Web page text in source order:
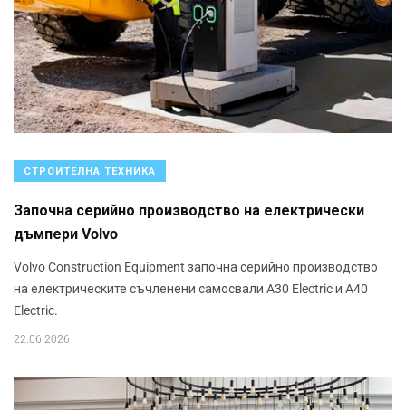
СТРОИТЕЛНА ТЕХНИКА
Започна серийно производство на електрически
дъмпери Volvo
Volvo Construction Equipment започна серийно производство
на електрическите съчленени самосвали A30 Electric и A40
Electric.
22.06.2026